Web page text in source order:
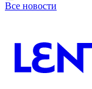
Все новости